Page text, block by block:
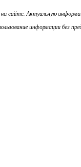
сайте. Актуальную
информации без